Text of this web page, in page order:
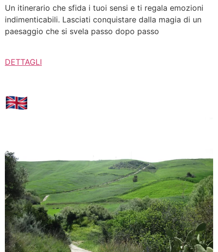
Un itinerario che sfida i tuoi sensi e ti regala emozioni
indimenticabili. Lasciati conquistare dalla magia di un
paesaggio che si svela passo dopo passo
DETTAGLI